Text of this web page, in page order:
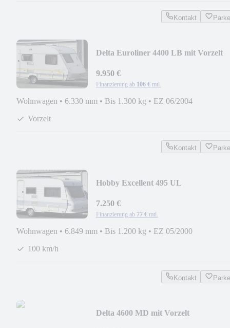
Kontakt
Delta Euroliner 4400 LB mit Vorzelt
9.950 €
Finanzierung ab 106 € mtl.
Wohnwagen • 6.330 mm • Bis 1.300 kg • EZ 06/2004
Vorzelt
Kontakt
Hobby Excellent 495 UL
7.250 €
Finanzierung ab 77 € mtl.
Wohnwagen • 6.849 mm • Bis 1.200 kg • EZ 05/2000
100 km/h
Kontakt
Delta 4600 MD mit Vorzelt